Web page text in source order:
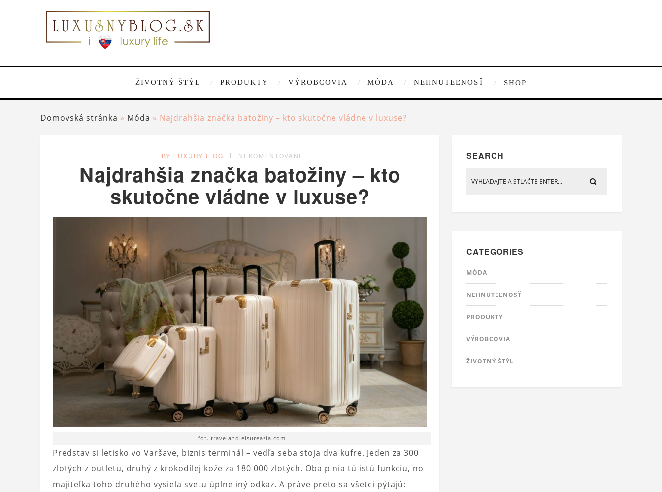
ŽIVOTNÝ ŠTÝL PRODUKTY VÝROBCOVIA MÓDA NEHNUTEĽNOSŤ SHOP
Domovská stránka » Móda » Najdrahšia značka batožiny – kto skutočne vládne v luxuse?
BY LUXURYBLOG NEKOMENTOVANÉ
Najdrahšia značka batožiny – kto
skutočne vládne v luxuse?
fot. travelandleisureasia.com
Predstav si letisko vo Varšave, biznis terminál – vedľa seba stoja dva kufre. Jeden za 300
zlotých z outletu, druhý z krokodílej kože za 180 000 zlotých. Oba plnia tú istú funkciu, no
majiteľka toho druhého vysiela svetu úplne iný odkaz. A práve preto sa všetci pýtajú:
SEARCH
CATEGORIES
MÓDA
NEHNUTEĽNOSŤ
PRODUKTY
VÝROBCOVIA
ŽIVOTNÝ ŠTÝL